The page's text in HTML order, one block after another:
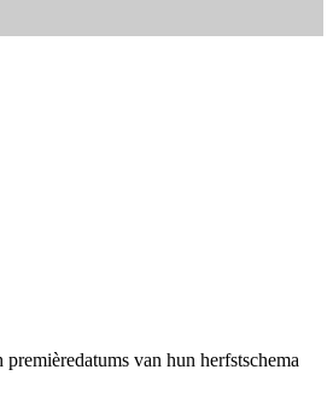
premièredatums van hun herfstschema